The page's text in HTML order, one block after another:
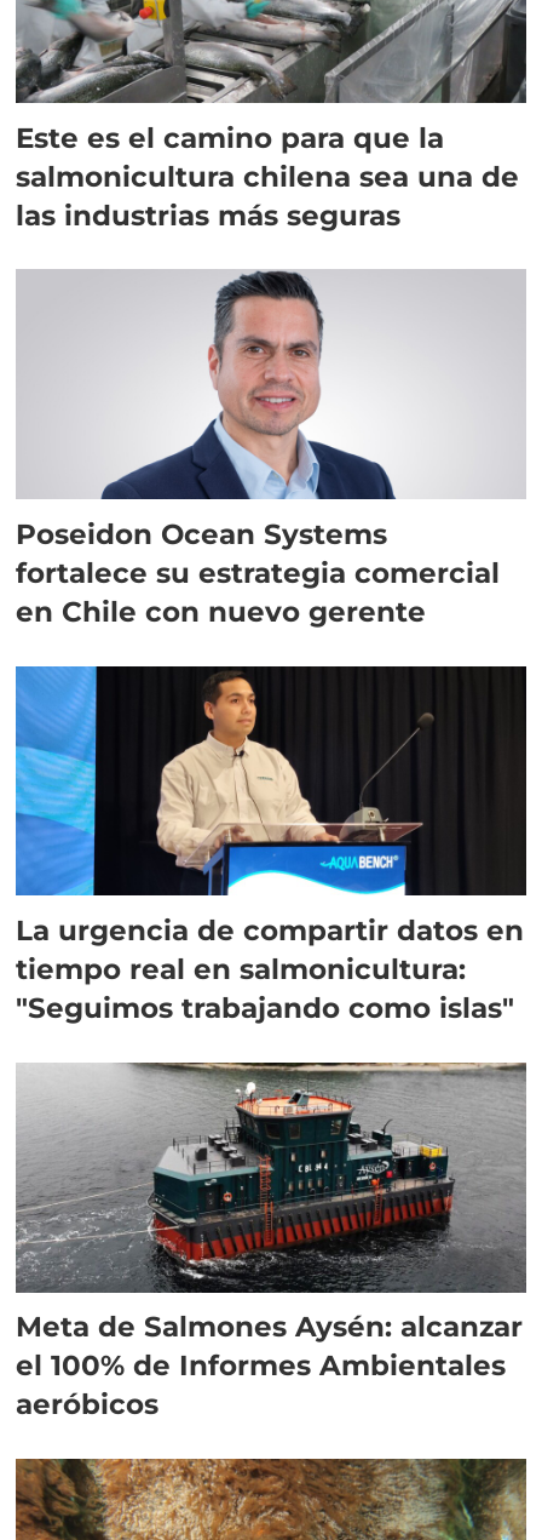
Este es el camino para que la
salmonicultura chilena sea una de
las industrias más seguras
Poseidon Ocean Systems
fortalece su estrategia comercial
en Chile con nuevo gerente
La urgencia de compartir datos en
tiempo real en salmonicultura:
"Seguimos trabajando como islas"
Meta de Salmones Aysén: alcanzar
el 100% de Informes Ambientales
aeróbicos